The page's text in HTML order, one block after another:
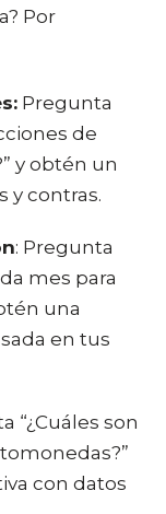
Por
Pregunta
de
y obtén un
y contras.
: Pregunta
mes para
una
en tus
“¿Cuáles son
con datos